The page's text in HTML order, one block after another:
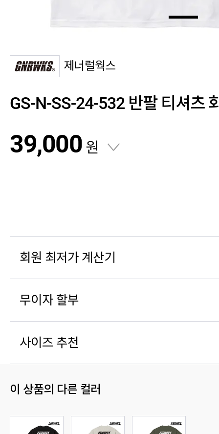
제너럴웍스
GS-N-SS-24-532 반팔 티셔츠
39,000 원
회원 최저가 계산기
무이자 할부
사이즈 추천
이 상품의 다른 컬러